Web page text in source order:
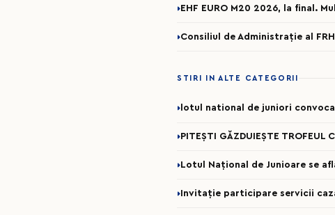
EHF EURO M20 2026, la final.
Consiliul de Administrație al
STIRI IN ALTE CATEGORII
lotul national de juniori
PITEȘTI GĂZDUIEȘTE TROFEUL
Lotul Național de Junioare se
Invitație participare servicii